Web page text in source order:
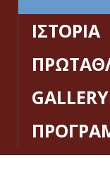
ΙΣΤΟΡΙΑ
GALLERY